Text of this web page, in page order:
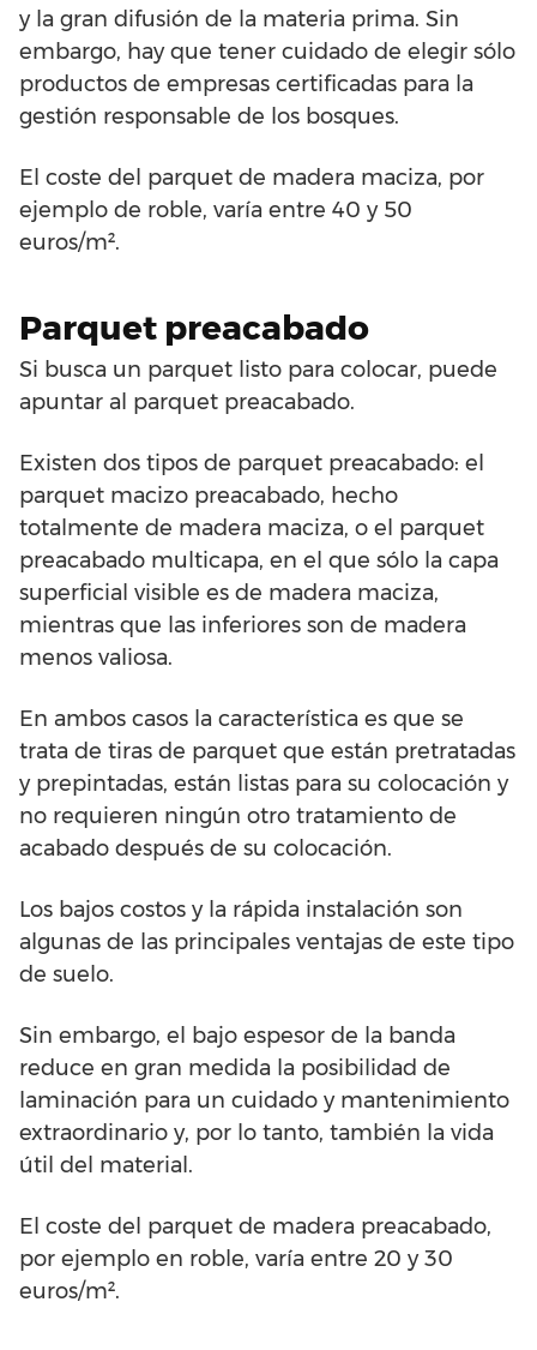
y la gran difusión de la materia prima. Sin
embargo, hay que tener cuidado de elegir sólo
productos de empresas certificadas para la
gestión responsable de los bosques.
El coste del parquet de madera maciza, por
ejemplo de roble, varía entre 40 y 50
euros/m².
Parquet preacabado
Si busca un parquet listo para colocar, puede
apuntar al parquet preacabado.
Existen dos tipos de parquet preacabado: el
parquet macizo preacabado, hecho
totalmente de madera maciza, o el parquet
preacabado multicapa, en el que sólo la capa
superficial visible es de madera maciza,
mientras que las inferiores son de madera
menos valiosa.
En ambos casos la característica es que se
trata de tiras de parquet que están pretratadas
y prepintadas, están listas para su colocación y
no requieren ningún otro tratamiento de
acabado después de su colocación.
Los bajos costos y la rápida instalación son
algunas de las principales ventajas de este tipo
de suelo.
Sin embargo, el bajo espesor de la banda
reduce en gran medida la posibilidad de
laminación para un cuidado y mantenimiento
extraordinario y, por lo tanto, también la vida
útil del material.
El coste del parquet de madera preacabado,
por ejemplo en roble, varía entre 20 y 30
euros/m².